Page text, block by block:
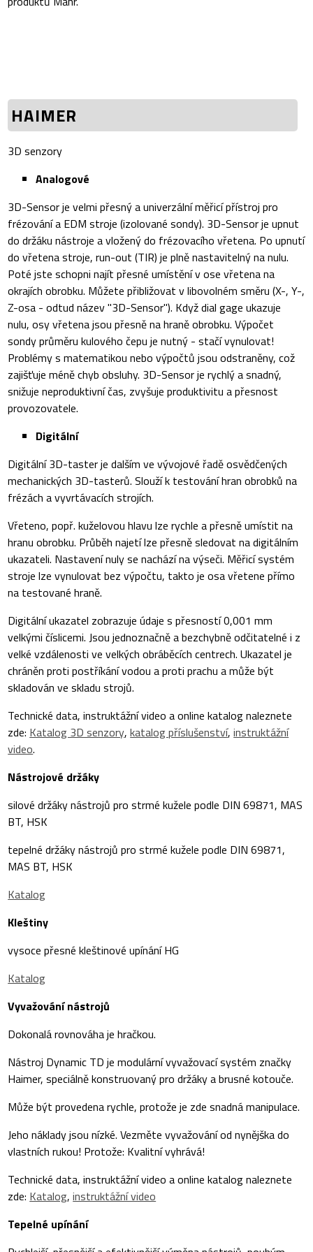
HAIMER
3D senzory
Analogové
3D-Sensor je velmi přesný a univerzální měřicí přístroj pro
frézování a EDM stroje (izolované sondy). 3D-Sensor je upnut
do držáku nástroje a vložený do frézovacího vřetena. Po upnutí
do vřetena stroje, run-out (TIR) je plně nastavitelný na nulu.
Poté jste schopni najít přesné umístění v ose vřetena na
okrajích obrobku. Můžete přibližovat v libovolném směru (X-, Y-,
Z-osa - odtud název "3D-Sensor"). Když dial gage ukazuje
nulu, osy vřetena jsou přesně na hraně obrobku. Výpočet
sondy průměru kulového čepu je nutný - stačí vynulovat!
Problémy s matematikou nebo výpočtů jsou odstraněny, což
zajišťuje méně chyb obsluhy. 3D-Sensor je rychlý a snadný,
snižuje neproduktivní čas, zvyšuje produktivitu a přesnost
provozovatele.
Digitální
Digitální 3D-taster je dalším ve vývojové řadě osvědčených
mechanických 3D-tasterů. Slouží k testování hran obrobků na
frézách a vyvrtávacích strojích.
Vřeteno, popř. kuželovou hlavu lze rychle a přesně umístit na
hranu obrobku. Průběh najetí lze přesně sledovat na digitálním
ukazateli. Nastavení nuly se nachází na výseči. Měřicí systém
stroje lze vynulovat bez výpočtu, takto je osa vřetene přímo
na testované hraně.
Digitální ukazatel zobrazuje údaje s přesností 0,001 mm
velkými číslicemi. Jsou jednoznačně a bezchybně odčitatelné i z
velké vzdálenosti ve velkých obráběcích centrech. Ukazatel je
chráněn proti postříkání vodou a proti prachu a může být
skladován ve skladu strojů.
Technické data, instruktážní video a online katalog naleznete
zde: Katalog 3D senzory,katalog příslušenství,instruktážní
video.
Nástrojové držáky
silové držáky nástrojů pro strmé kužele podle DIN 69871, MAS
BT, HSK
tepelné držáky nástrojů pro strmé kužele podle DIN 69871,
MAS BT, HSK
Katalog
Kleštiny
vysoce přesné kleštinové upínání HG
Katalog
Vyvažování nástrojů
Dokonalá rovnováha je hračkou.
Nástroj Dynamic TD je modulární vyvažovací systém značky
Haimer, speciálně konstruovaný pro držáky a brusné kotouče.
Může být provedena rychle, protože je zde snadná manipulace.
Jeho náklady jsou nízké. Vezměte vyvažování od nynějška do
vlastních rukou! Protože: Kvalitní vyhrává!
Technické data, instruktážní video a online katalog naleznete
zde: Katalog,instruktážní video
Tepelné upínání